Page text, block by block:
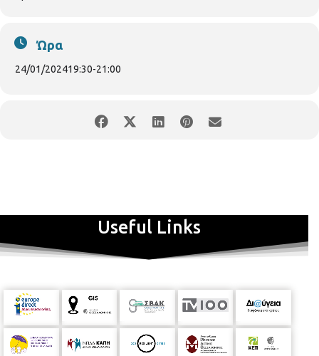
Ώρα
24/01/202419:30-21:00
Useful Links